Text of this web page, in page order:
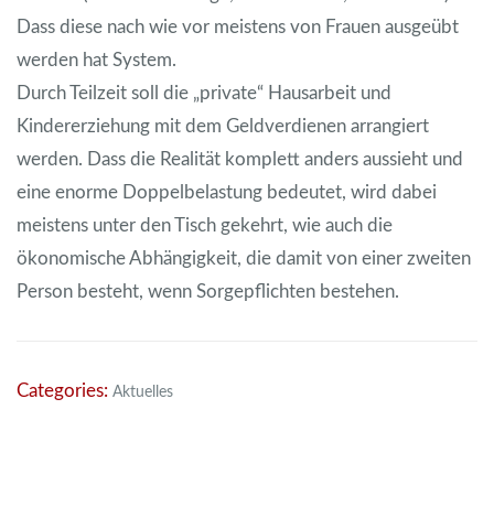
Dass diese nach wie vor meistens von Frauen ausgeübt
werden hat System.
Durch Teilzeit soll die „private“ Hausarbeit und
Kindererziehung mit dem Geldverdienen arrangiert
werden. Dass die Realität komplett anders aussieht und
eine enorme Doppelbelastung bedeutet, wird dabei
meistens unter den Tisch gekehrt, wie auch die
ökonomische Abhängigkeit, die damit von einer zweiten
Person besteht, wenn Sorgepflichten bestehen.
Categories: Aktuelles